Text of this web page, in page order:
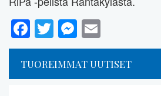
Facebook
TwitterMessenger
TUOREIMMAT UUTISET